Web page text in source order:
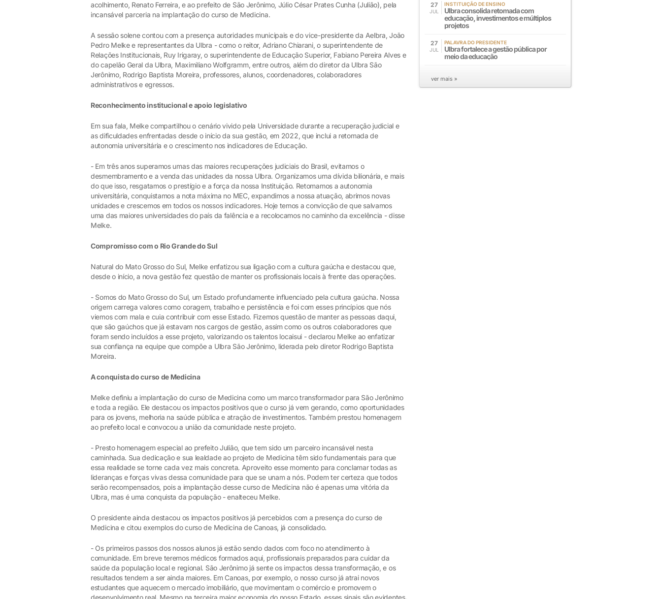
acolhimento, Renato Ferreira, e ao prefeito de São Jerônimo, Júlio César Prates Cunha (Julião), pela
incansável parceria na implantação do curso de Medicina.
A sessão solene contou com a presença autoridades municipais e do vice-presidente da Aelbra, João
Pedro Melke e representantes da Ulbra - como o reitor, Adriano Chiarani, o superintendente de
Relações Institucionais, Ruy Irigaray, o superintendente de Educação Superior, Fabiano Pereira Alves e
do capelão Geral da Ulbra, Maximiliano Wolfgramm, entre outros, além do diretor da Ulbra São
Jerônimo, Rodrigo Baptista Moreira, professores, alunos, coordenadores, colaboradores
administrativos e egressos.
Reconhecimento institucional e apoio legislativo
Em sua fala, Melke compartilhou o cenário vivido pela Universidade durante a recuperação judicial e
as dificuldades enfrentadas desde o início da sua gestão, em 2022, que inclui a retomada de
autonomia universitária e o crescimento nos indicadores de Educação.
- Em três anos superamos umas das maiores recuperações judiciais do Brasil, evitamos o
desmembramento e a venda das unidades da nossa Ulbra. Organizamos uma dívida bilionária, e mais
do que isso, resgatamos o prestígio e a força da nossa Instituição. Retomamos a autonomia
universitária, conquistamos a nota máxima no MEC, expandimos a nossa atuação, abrimos novas
unidades e crescemos em todos os nossos indicadores. Hoje temos a convicção de que salvamos
uma das maiores universidades do país da falência e a recolocamos no caminho da excelência - disse
Melke.
Compromisso com o Rio Grande do Sul
Natural do Mato Grosso do Sul, Melke enfatizou sua ligação com a cultura gaúcha e destacou que,
desde o início, a nova gestão fez questão de manter os profissionais locais à frente das operações.
- Somos do Mato Grosso do Sul, um Estado profundamente influenciado pela cultura gaúcha. Nossa
origem carrega valores como coragem, trabalho e persistência e foi com esses princípios que nós
viemos com mala e cuia contribuir com esse Estado. Fizemos questão de manter as pessoas daqui,
que são gaúchos que já estavam nos cargos de gestão, assim como os outros colaboradores que
foram sendo incluídos a esse projeto, valorizando os talentos locaisui - declarou Melke ao enfatizar
sua confiança na equipe que compõe a Ulbra São Jerônimo, liderada pelo diretor Rodrigo Baptista
Moreira.
A conquista do curso de Medicina
Melke definiu a implantação do curso de Medicina como um marco transformador para São Jerônimo
e toda a região. Ele destacou os impactos positivos que o curso já vem gerando, como oportunidades
para os jovens, melhoria na saúde pública e atração de investimentos. Também prestou homenagem
ao prefeito local e convocou a união da comunidade neste projeto.
- Presto homenagem especial ao prefeito Julião, que tem sido um parceiro incansável nesta
caminhada. Sua dedicação e sua lealdade ao projeto de Medicina têm sido fundamentais para que
essa realidade se torne cada vez mais concreta. Aproveito esse momento para conclamar todas as
lideranças e forças vivas dessa comunidade para que se unam a nós. Podem ter certeza que todos
serão recompensados, pois a implantação desse curso de Medicina não é apenas uma vitória da
Ulbra, mas é uma conquista da população - enalteceu Melke.
O presidente ainda destacou os impactos positivos já percebidos com a presença do curso de
Medicina e citou exemplos do curso de Medicina de Canoas, já consolidado.
- Os primeiros passos dos nossos alunos já estão sendo dados com foco no atendimento à
comunidade. Em breve teremos médicos formados aqui, profissionais preparados para cuidar da
saúde da população local e regional. São Jerônimo já sente os impactos dessa transformação, e os
resultados tendem a ser ainda maiores. Em Canoas, por exemplo, o nosso curso já atrai novos
estudantes que aquecem o mercado imobiliário, que movimentam o comércio e promovem o
desenvolvimento real. Mesmo na terceira maior economia do nosso Estado, esses sinais são evidentes.
27
JUL
INSTITUIÇÃO DE ENSINO
Ulbra consolida retomada com
educação, investimentos e múltiplos
projetos
27
JUL
PALAVRA DO PRESIDENTE
Ulbra fortalece a gestão pública por
meio da educação
ver mais »